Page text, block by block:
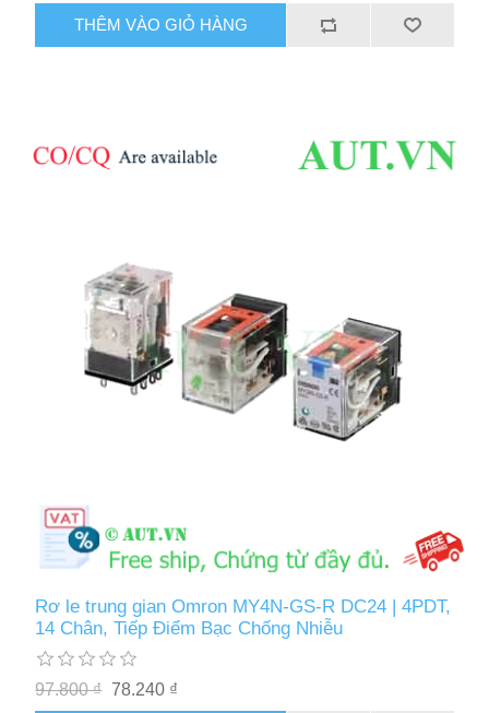
THÊM VÀO GIỎ HÀNG
Rơ le trung gian Omron MY4N-GS-R DC24 | 4PDT,
14 Chân, Tiếp Điểm Bạc Chống Nhiễu
97.800 ₫ 78.240 ₫